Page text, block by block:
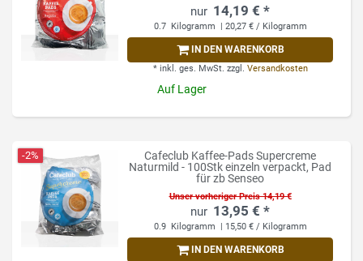
14,19 € *
0.7 Kilogramm | 20,27 € / Kilogramm
IN DEN WARENKORB
* inkl. ges. MwSt. zzgl. Versandkosten
Auf Lager
-2%
Cafeclub Kaffee-Pads Supercreme
Naturmild - 100Stk einzeln verpackt, Pad
für zb Senseo
Unser vorheriger Preis 14,19 €
13,95 € *
0.9 Kilogramm | 15,50 € / Kilogramm
IN DEN WARENKORB